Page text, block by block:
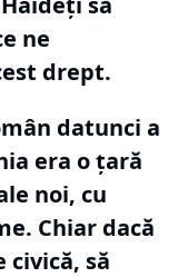
ne
drept.
datunci a
era o țară
noi, cu
Chiar dacă
civică, să